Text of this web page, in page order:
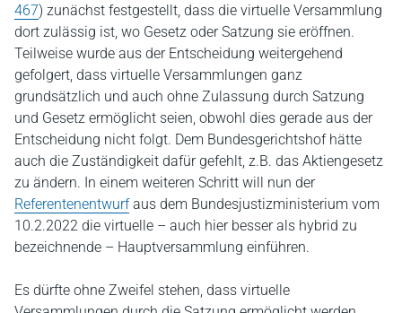
467) zunächst festgestellt, dass die virtuelle Versammlung
dort zulässig ist, wo Gesetz oder Satzung sie eröffnen.
Teilweise wurde aus der Entscheidung weitergehend
gefolgert, dass virtuelle Versammlungen ganz
grundsätzlich und auch ohne Zulassung durch Satzung
und Gesetz ermöglicht seien, obwohl dies gerade aus der
Entscheidung nicht folgt. Dem Bundesgerichtshof hätte
auch die Zuständigkeit dafür gefehlt, z.B. das Aktiengesetz
zu ändern. In einem weiteren Schritt will nun der
Referentenentwurfaus dem Bundesjustizministerium vom
10.2.2022 die virtuelle – auch hier besser als hybrid zu
bezeichnende – Hauptversammlung einführen.
Es dürfte ohne Zweifel stehen, dass virtuelle